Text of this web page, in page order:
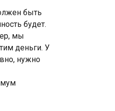
быть
будет.
мы
деньги. У
нужно